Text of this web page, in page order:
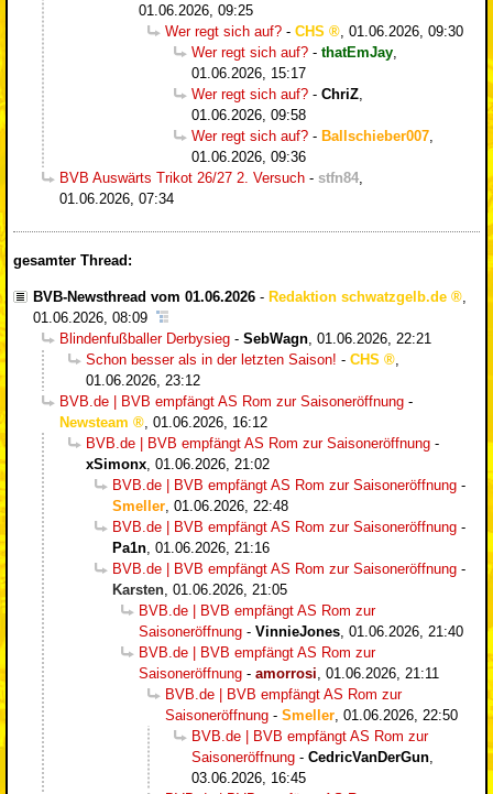
01.06.2026, 09:25
Wer regt sich auf? - CHS , 01.06.2026, 09:30
Wer regt sich auf? - thatEmJay,
01.06.2026, 15:17
Wer regt sich auf? - ChriZ,
01.06.2026, 09:58
Wer regt sich auf? - Ballschieber007,
01.06.2026, 09:36
BVB Auswärts Trikot 26/27 2. Versuch - stfn84,
01.06.2026, 07:34
gesamter Thread:
BVB-Newsthread vom 01.06.2026 - Redaktion schwatzgelb.de
01.06.2026, 08:09
Blindenfußballer Derbysieg - SebWagn 01.06.2026, 22:21
Schon besser als in der letzten Saison! - CHS
01.06.2026, 23:12
BVB.de | BVB empfängt AS Rom zur Saisoneröffnung -
Newsteam
01.06.2026, 16:12
BVB.de | BVB empfängt AS Rom zur Saisoneröffnung -
xSimonx 01.06.2026, 21:02
BVB.de | BVB empfängt AS Rom zur Saisoneröffnung -
Smeller 01.06.2026, 22:48
BVB.de | BVB empfängt AS Rom zur Saisoneröffnung -
Pa1n 01.06.2026, 21:16
BVB.de | BVB empfängt AS Rom zur Saisoneröffnung -
Karsten 01.06.2026, 21:05
BVB.de | BVB empfängt AS Rom zur
Saisoneröffnung - VinnieJones 01.06.2026, 21:40
BVB.de | BVB empfängt AS Rom zur
Saisoneröffnung - amorrosi 01.06.2026, 21:11
BVB.de | BVB empfängt AS Rom zur
Saisoneröffnung - Smeller 01.06.2026, 22:50
BVB.de | BVB empfängt AS Rom zur
Saisoneröffnung - CedricVanDerGun
03.06.2026, 16:45